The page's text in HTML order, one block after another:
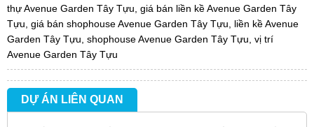
thự Avenue Garden Tây Tựu giá bán liền kề Avenue Garden Tây
Tựu giá bán shophouse Avenue Garden Tây Tựu
liền kề Avenue
Garden Tây Tựu shophouse Avenue Garden Tây Tựu vị trí
Avenue Garden Tây Tựu
DỰ ÁN LIÊN QUAN